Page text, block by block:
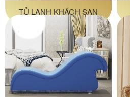
TỦ LẠNH KHÁCH SẠN